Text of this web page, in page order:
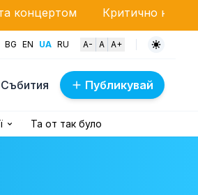
Критично низький рівень
BG EN UA RU A- A A+
Събития Публикувай
Та от так було